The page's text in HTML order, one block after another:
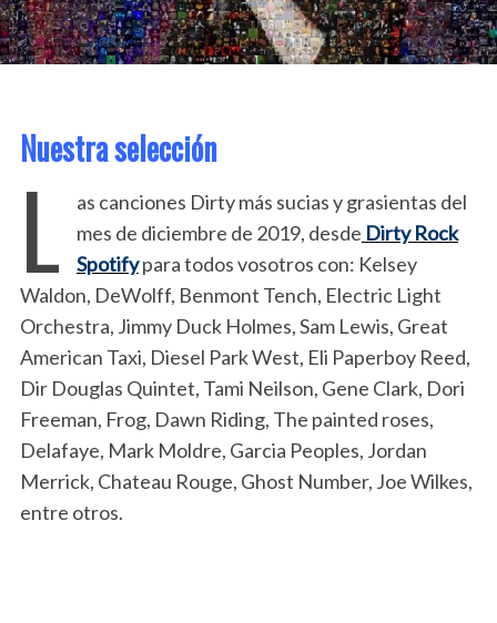
Nuestra selección
L
as canciones Dirty más sucias y grasientas del
mes de diciembre de 2019, desde Dirty Rock
Spotifypara todos vosotros con: Kelsey
Waldon, DeWolff, Benmont Tench, Electric Light
Orchestra, Jimmy Duck Holmes, Sam Lewis, Great
American Taxi, Diesel Park West, Eli Paperboy Reed,
Dir Douglas Quintet, Tami Neilson, Gene Clark, Dori
Freeman, Frog, Dawn Riding, The painted roses,
Delafaye, Mark Moldre, Garcia Peoples, Jordan
Merrick, Chateau Rouge, Ghost Number, Joe Wilkes,
entre otros.